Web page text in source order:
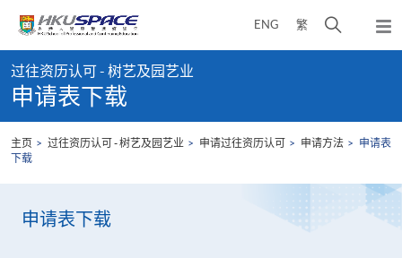
content
ENG 繁
开
面
弹
出
content
start
过往资历认可 - 树艺及园艺业
申请表下载
主页 过往资历认可 - 树艺及园艺业 申请过往资历认可 申请方法
申请表
下载
申请表下载